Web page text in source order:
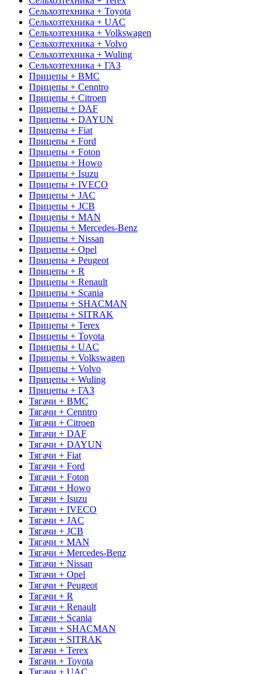
Сельхозтехника + Toyota
Сельхозтехника + UAC
Сельхозтехника + Volkswagen
Сельхозтехника + Volvo
Сельхозтехника + Wuling
Сельхозтехника + ГАЗ
Прицепы + BMC
Прицепы + Cenntro
Прицепы + Citroen
Прицепы + DAF
Прицепы + DAYUN
Прицепы + Fiat
Прицепы + Ford
Прицепы + Foton
Прицепы + Howo
Прицепы + Isuzu
Прицепы + IVECO
Прицепы + JAC
Прицепы + JCB
Прицепы + MAN
Прицепы + Mercedes-Benz
Прицепы + Nissan
Прицепы + Opel
Прицепы + Peugeot
Прицепы + R
Прицепы + Renault
Прицепы + Scania
Прицепы + SHACMAN
Прицепы + SITRAK
Прицепы + Terex
Прицепы + Toyota
Прицепы + UAC
Прицепы + Volkswagen
Прицепы + Volvo
Прицепы + Wuling
Прицепы + ГАЗ
Тягачи + BMC
Тягачи + Cenntro
Тягачи + Citroen
Тягачи + DAF
Тягачи + DAYUN
Тягачи + Fiat
Тягачи + Ford
Тягачи + Foton
Тягачи + Howo
Тягачи + Isuzu
Тягачи + IVECO
Тягачи + JAC
Тягачи + JCB
Тягачи + MAN
Тягачи + Mercedes-Benz
Тягачи + Nissan
Тягачи + Opel
Тягачи + Peugeot
Тягачи + R
Тягачи + Renault
Тягачи + Scania
Тягачи + SHACMAN
Тягачи + SITRAK
Тягачи + Terex
Тягачи + Toyota
Тягачи + UAC